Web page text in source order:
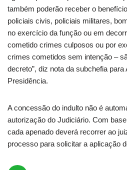
também poderão receber o
policiais civis, policiais militares,
no exercício da função ou em
cometido crimes culposos ou por
crimes cometidos sem intenção –
decreto”, diz nota da subchefia
Presidência.
A concessão do indulto não é
autorização do Judiciário. Com
cada apenado deverá recorrer ao
processo para solicitar a aplicação